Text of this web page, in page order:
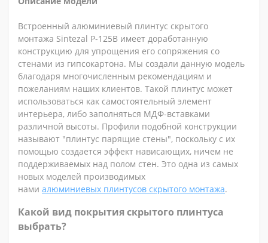
Встроенный алюминиевый плинтус скрытого
монтажа Sintezal P-125B имеет доработанную
конструкцию для упрощения его сопряжения со
стенами из гипсокартона. Мы создали данную модель
благодаря многочисленным рекомендациям и
пожеланиям наших клиентов. Такой плинтус может
использоваться как самостоятельный элемент
интерьера, либо заполняться МДФ-вставками
различной высоты. Профили подобной конструкции
называют "плинтус парящие стены", поскольку с их
помощью создается эффект нависающих, ничем не
поддерживаемых над полом стен. Это одна из самых
новых моделей производимых
нами алюминиевых плинтусов скрытого монтажа.
Какой вид покрытия скрытого плинтуса
выбрать?